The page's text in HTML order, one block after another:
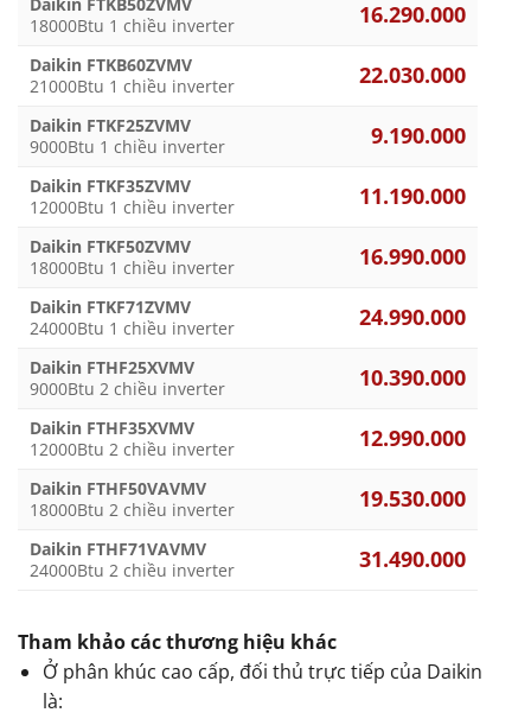
18000Btu 1 chiều inverter
16.290.000
Daikin FTKB60ZVMV
21000Btu 1 chiều inverter
22.030.000
Daikin FTKF25ZVMV
9000Btu 1 chiều inverter
9.190.000
Daikin FTKF35ZVMV
12000Btu 1 chiều inverter
11.190.000
Daikin FTKF50ZVMV
18000Btu 1 chiều inverter
16.990.000
Daikin FTKF71ZVMV
24000Btu 1 chiều inverter
24.990.000
Daikin FTHF25XVMV
9000Btu 2 chiều inverter
10.390.000
Daikin FTHF35XVMV
12000Btu 2 chiều inverter
12.990.000
Daikin FTHF50VAVMV
18000Btu 2 chiều inverter
19.530.000
Daikin FTHF71VAVMV
24000Btu 2 chiều inverter
31.490.000
Tham khảo các thương hiệu khác
Ở phân khúc cao cấp, đối thủ trực tiếp của Daikin
là: